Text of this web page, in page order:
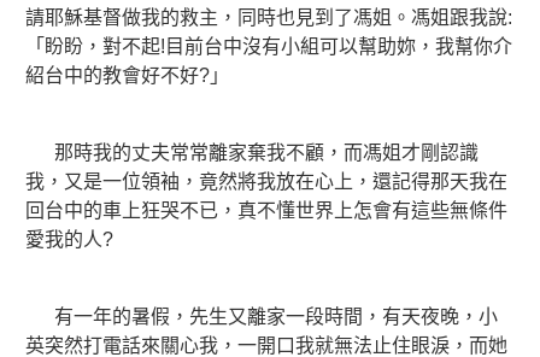
請耶穌基督做我的救主，同時也見到了馮姐。馮姐跟我說:
「盼盼，對不起!目前台中沒有小組可以幫助妳，我幫你介
紹台中的教會好不好?」
那時我的丈夫常常離家棄我不顧，而馮姐才剛認識
我，又是一位領袖，竟然將我放在心上，還記得那天我在
回台中的車上狂哭不已，真不懂世界上怎會有這些無條件
愛我的人?
有一年的暑假，先生又離家一段時間，有天夜晚，小
英突然打電話來關心我，一開口我就無法止住眼淚，而她